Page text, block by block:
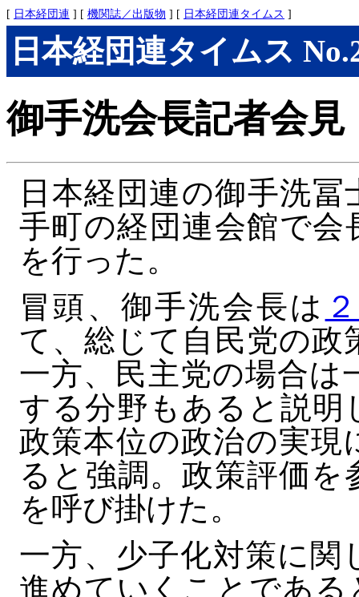
[ 日本経団連 ] [ 機関誌／出版物 ] [ 日本経団連タイムス ]
日本経団連タイムス
御手洗会長記者会見
日本経団連の御手洗
手町の経団連会館で会
を行った。
冒頭、御手洗会長は
て、総じて自民党の政
一方、民主党の場合は
する分野もあると説明
政策本位の政治の実現
ると強調。政策評価
を呼び掛けた。
一方、少子化対策に関
進めていくことである